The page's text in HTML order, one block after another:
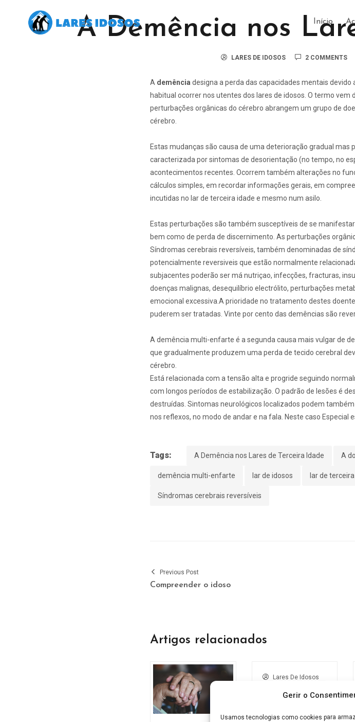
Gerir o
Usamos tecnologias como cookies para
Início
A Demência nos
LARES DE IDOSOS 2 COMMENTS
A demência designa a perda das capacidades mentais
habitual ocorrer nos utentes dos lares de idosos. O termo
perturbações orgânicas do cérebro abrangem um grupo de
cérebro.
Estas mudanças são causa de uma deterioração gradual
caracterizada por sintomas de desorientação (no tempo, no
acontecimentos recentes. Ocorrem também alterações no
cálculos simples, em recordar informações gerais, em
incutidas no lar de terceira idade e mesmo num asilo.
Estas perturbações são também susceptíveis de se
bem como de perda de discernimento. As perturbações
Síndromas cerebrais reversíveis, também denominadas de
potencialmente reversiveis que estão normalmente
subjacentes poderão ser má nutriçao, infecções, fracturas,
doenças malignas, desequilíbrio electrólito, perturbações
emocional excessiva. A prioridade no tratamento destes
puderem ser tratadas. Vinte por cento das demências são
A demência multi-enfarte é a segunda causa mais vulgar de
que gradualmente produzem uma perda de tecido cerebral
cérebro.
Está relacionada com a tensão alta e progride seguindo
com longos períodos de estabilização. O padrão de lesões é
destruídas. Sintomas neurológicos localizados podem
nos reflexos, no modo de andar e na fala. Neste caso Especial
Tags: A Demência nos Lares de Terceira Idade A
demência multi-enfarte lar de idosos lar de
Síndromas cerebrais reversíveis
Previous Post
Compreender o idoso
Artigos relacionados
Lares De Idosos
Uncategorized
Banco de